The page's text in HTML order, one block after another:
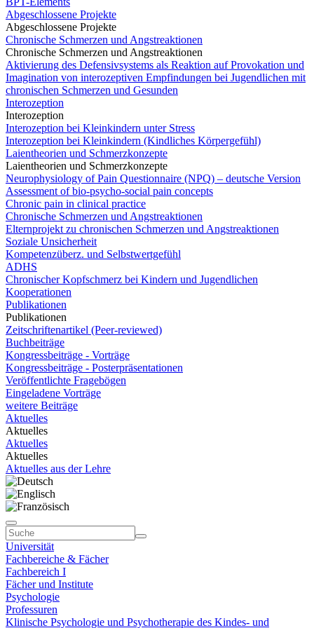
Abgeschlossene Projekte
Abgeschlossene Projekte
Chronische Schmerzen und Angstreaktionen
Chronische Schmerzen und Angstreaktionen
Aktivierung des Defensivsystems als Reaktion auf Provokation und
Imagination von interozeptiven Empfindungen bei Jugendlichen mit
chronischen Schmerzen und Gesunden
Interozeption
Interozeption
Interozeption bei Kleinkindern unter Stress
Interozeption bei Kleinkindern (Kindliches Körpergefühl)
Laientheorien und Schmerzkonzepte
Laientheorien und Schmerzkonzepte
Neurophysiology of Pain Questionnaire (NPQ) – deutsche Version
Assessment of bio-psycho-social pain concepts
Chronic pain in clinical practice
Chronische Schmerzen und Angstreaktionen
Elternprojekt zu chronischen Schmerzen und Angstreaktionen
Soziale Unsicherheit
Kompetenzüberz. und Selbstwertgefühl
ADHS
Chronischer Kopfschmerz bei Kindern und Jugendlichen
Kooperationen
Publikationen
Publikationen
Zeitschriftenartikel (Peer-reviewed)
Buchbeiträge
Kongressbeiträge - Vorträge
Kongressbeiträge - Posterpräsentationen
Veröffentlichte Fragebögen
Eingeladene Vorträge
weitere Beiträge
Aktuelles
Aktuelles
Aktuelles
Aktuelles
Aktuelles aus der Lehre
Universität
Fachbereiche & Fächer
Fachbereich I
Fächer und Institute
Psychologie
Professuren
Klinische Psychologie und Psychotherapie des Kindes- und